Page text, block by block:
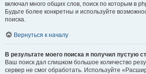
включал много общих слов, поиск по которым в
Будьте более конкретны и используйте
поиска.
Вернуться к началу
В результате моего поиска я получил пустую
Ваш поиск дал слишком большое количество
сервер не смог обработать. Используйте